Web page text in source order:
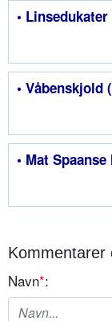
• Linsedukater
• Våbenskjold
• Mat
Navn*: